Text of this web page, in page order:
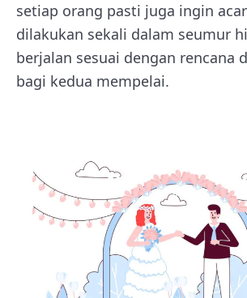
setiap orang pasti juga ingin
dilakukan sekali dalam seumur
berjalan sesuai dengan rencana
bagi kedua mempelai.